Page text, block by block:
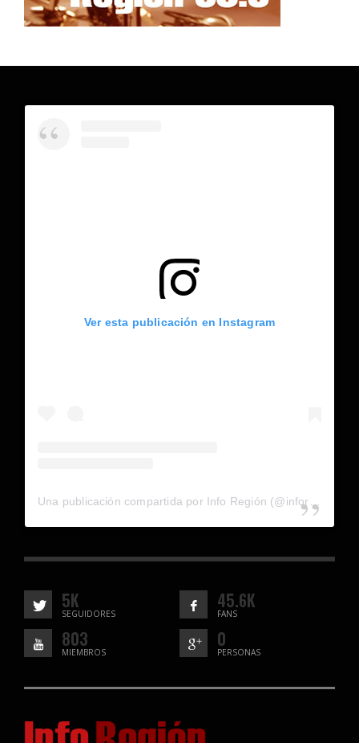
Ver esta publicación en Instagram
5K
SEGUIDORES
45.6K
FANS
803
MIEMBROS
0
PERSONAS